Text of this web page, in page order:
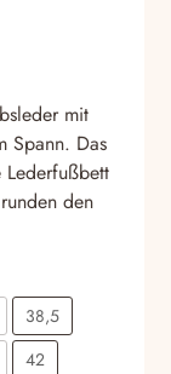
mit
Spann. Das
Lederfußbett
den
38,5
42